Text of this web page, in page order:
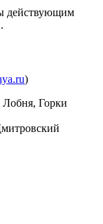
действующим
)
Лобня, Горки